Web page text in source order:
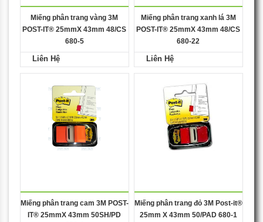
Miếng phân trang vàng 3M
POST-IT® 25mmX 43mm 48/CS
680-5
Liên Hệ
Miếng phân trang xanh lá 3M
POST-IT® 25mmX 43mm 48/CS
680-22
Liên Hệ
Miếng phân trang cam 3M POST-
IT® 25mmX 43mm 50SH/PD
Miếng phân trang đỏ 3M Post-it®
25mm X 43mm 50/PAD 680-1